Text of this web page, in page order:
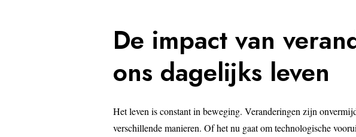
De impact van
ons dagelijks leven
Het leven is constant in beweging. Veranderingen zijn
verschillende manieren. Of het nu gaat om technologische